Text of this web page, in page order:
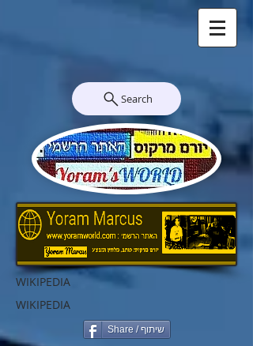
Search
WIKIPEDIA
WIKIPEDIA
Share / שיתוף